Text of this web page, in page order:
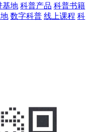
基地 科普产品 科普书籍
数字科普 线上课程 科